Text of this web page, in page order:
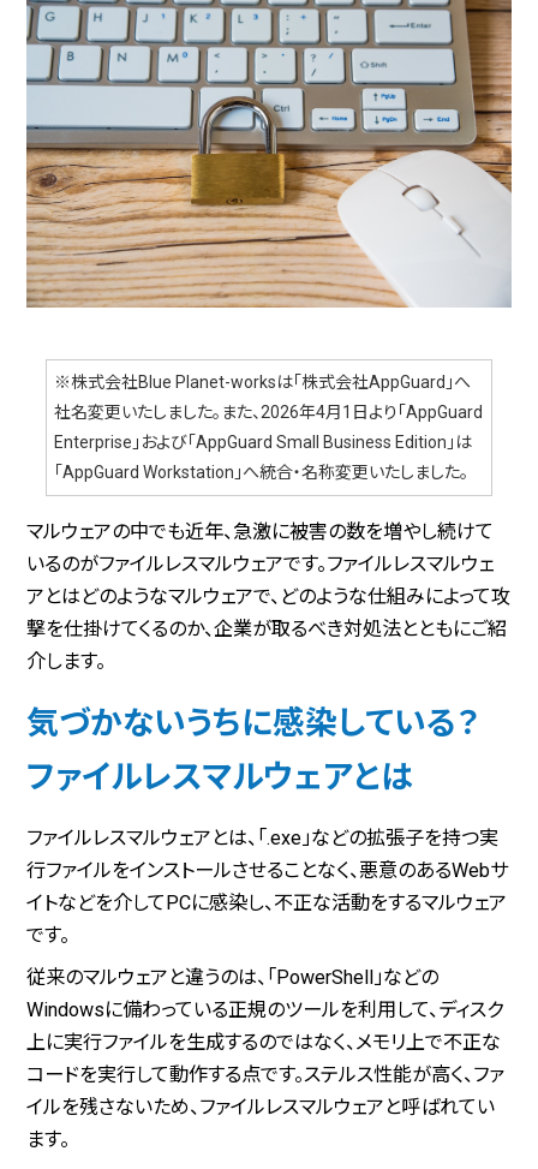
※株式会社Blue Planet-worksは「株式会社AppGuard」へ
社名変更いたしました。また、2026年4月1日より「AppGuard
Enterprise」および「AppGuard Small Business Edition」は
「AppGuard Workstation」へ統合・名称変更いたしました。
マルウェアの中でも近年、急激に被害の数を増やし続けて
いるのがファイルレスマルウェアです。ファイルレスマルウェ
アとはどのようなマルウェアで、どのような仕組みによって攻
撃を仕掛けてくるのか、企業が取るべき対処法とともにご紹
介します。
気づかないうちに感染している？
ファイルレスマルウェアとは
ファイルレスマルウェアとは、「.exe」などの拡張子を持つ実
行ファイルをインストールさせることなく、悪意のあるWebサ
イトなどを介してPCに感染し、不正な活動をするマルウェア
です。
従来のマルウェアと違うのは、「PowerShell」などの
Windowsに備わっている正規のツールを利用して、ディスク
上に実行ファイルを生成するのではなく、メモリ上で不正な
コードを実行して動作する点です。ステルス性能が高く、ファ
イルを残さないため、ファイルレスマルウェアと呼ばれてい
ます。